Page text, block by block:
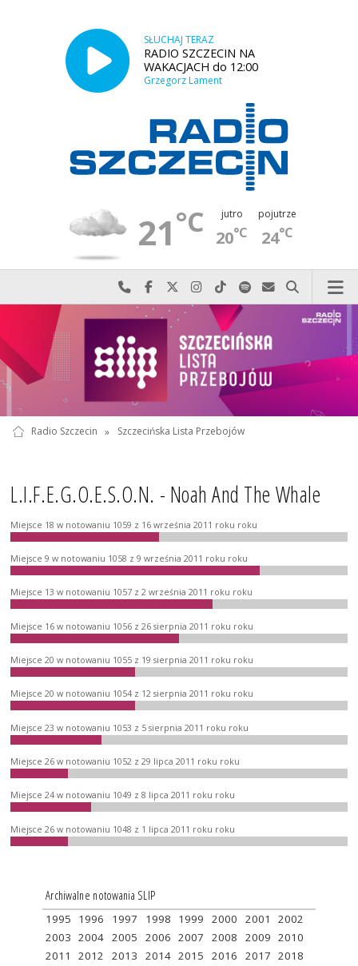
SŁUCHAJ TERAZ
RADIO SZCZECIN NA
WAKACJACH do 12:00
Grzegorz Lament
21°C jutro
20°C
pojutrze
24°C
Najlepiej po prostu do nas zadzwoń
Odwiedź nas na Facebook-u
Odwiedź nas na X
Odwiedź nas na Instagram-ie
Odwiedź nas na TikTok-u
Szukaj nas na Spotify
Wyślij do nas
Szukaj
Radio Szczecin » Szczecińska Lista Przebojów
L.I.F.E.G.O.E.S.O.N. - Noah And The Whale
Miejsce 18 w notowaniu 1059 z 16 września 2011 roku roku
Miejsce 9 w notowaniu 1058 z 9 września 2011 roku roku
Miejsce 13 w notowaniu 1057 z 2 września 2011 roku roku
Miejsce 16 w notowaniu 1056 z 26 sierpnia 2011 roku roku
Miejsce 20 w notowaniu 1055 z 19 sierpnia 2011 roku roku
Miejsce 20 w notowaniu 1054 z 12 sierpnia 2011 roku roku
Miejsce 23 w notowaniu 1053 z 5 sierpnia 2011 roku roku
Miejsce 26 w notowaniu 1052 z 29 lipca 2011 roku roku
Miejsce 24 w notowaniu 1049 z 8 lipca 2011 roku roku
Miejsce 26 w notowaniu 1048 z 1 lipca 2011 roku roku
Archiwalne notowania SLIP
1995 1996 1997 1998 1999 2000 2001
2002
2003 2004 2005 2006 2007 2008 2009 2010
2011
2012 2013 2014 2015 2016 2017 2018